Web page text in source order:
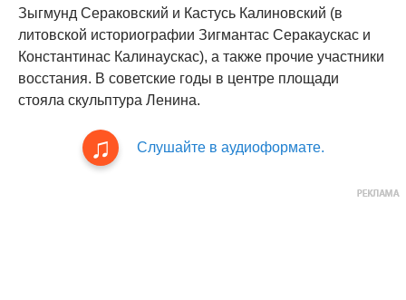
Зыгмунд Сераковский и Кастусь Калиновский (в
литовской историографии Зигмантас Серакаускас и
Константинас Калинаускас), а также прочие участники
восстания. В советские годы в центре площади
стояла скульптура Ленина.
Слушайте в аудиоформате.